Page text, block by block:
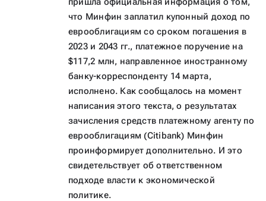
что Минфин заплатил купонный доход по
еврооблигациям со сроком погашения в
2023 и 2043 гг., платежное поручение на
$117,2 млн, направленное иностранному
банку-корреспонденту 14 марта,
исполнено. Как сообщалось на момент
написания этого текста, о результатах
зачисления средств платежному агенту по
еврооблигациям (Citibank) Минфин
проинформирует дополнительно. И это
свидетельствует об ответственном
подходе власти к экономической
политике.